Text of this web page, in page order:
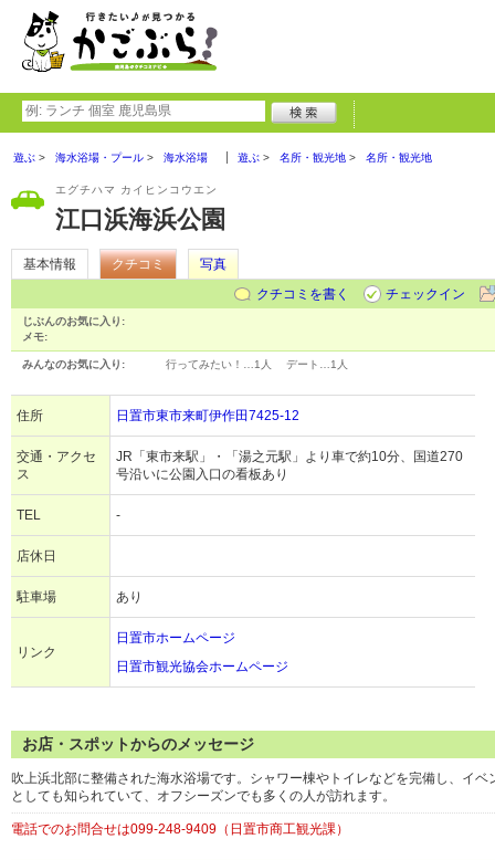
遊ぶ 海水浴場・プール 海水浴場 遊ぶ 名所・観光地 名所・観光地
エグチハマ カイヒンコウエン
江口浜海浜公園
基本情報 クチコミ
写真
クチコミを書く
チェックイン
じぶんのお気に入り:
メモ:
みんなのお気に入り: 行ってみたい！… 1人 デート… 1人
住所 日置市東市来町伊作田7425-12
交通・アクセ
ス
JR「東市来駅」・「湯之元駅」より車で約10分、国道270
号沿いに公園入口の看板あり
TEL -
店休日
駐車場 あり
リンク
日置市ホームページ
日置市観光協会ホームページ
お店・スポットからのメッセージ
吹上浜北部に整備された海水浴場です。シャワー棟やトイレなどを完備し、イ
としても知られていて、オフシーズンでも多くの人が訪れます。
電話でのお問合せは099-248-9409（日置市商工観光課）